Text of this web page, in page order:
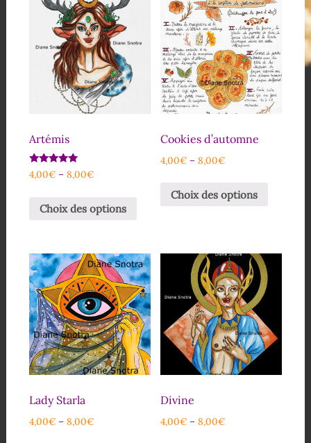
Artémis
Note
5.00
4,00€– 8,00€
Choix des options
Cookies d’automne
4,00€ –8,00€
Choix des options
Lady Starla
4,00€– 8,00€
Divine
4,00€ –8,00€